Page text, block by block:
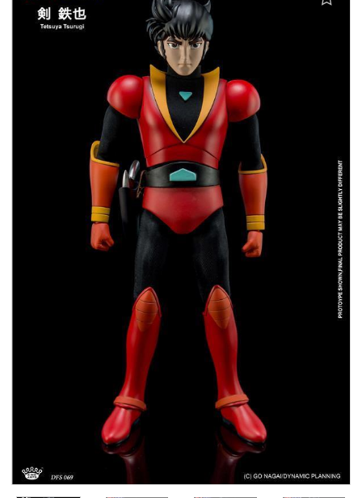
Aggiungi alla lista dei desideri